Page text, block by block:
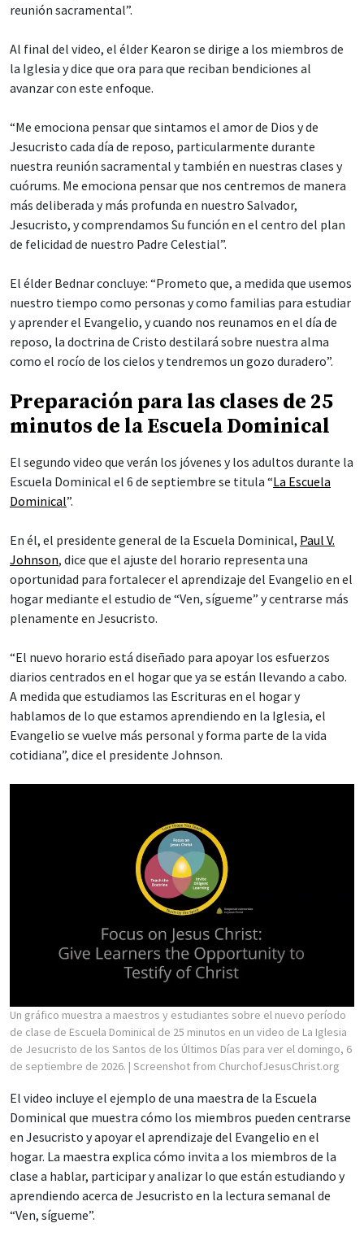
reunión sacramental”.
Al final del video, el élder Kearon se dirige a los miembros de
la Iglesia y dice que ora para que reciban bendiciones al
avanzar con este enfoque.
“Me emociona pensar que sintamos el amor de Dios y de
Jesucristo cada día de reposo, particularmente durante
nuestra reunión sacramental y también en nuestras clases y
cuórums. Me emociona pensar que nos centremos de manera
más deliberada y más profunda en nuestro Salvador,
Jesucristo, y comprendamos Su función en el centro del plan
de felicidad de nuestro Padre Celestial”.
El élder Bednar concluye: “Prometo que, a medida que usemos
nuestro tiempo como personas y como familias para estudiar
y aprender el Evangelio, y cuando nos reunamos en el día de
reposo, la doctrina de Cristo destilará sobre nuestra alma
como el rocío de los cielos y tendremos un gozo duradero”.
Preparación para las clases de 25
minutos de la Escuela Dominical
El segundo video que verán los jóvenes y los adultos durante la
Escuela Dominical el 6 de septiembre se titula “La Escuela
Dominical”.
En él, el presidente general de la Escuela Dominical, Paul V.
Johnson, dice que el ajuste del horario representa una
oportunidad para fortalecer el aprendizaje del Evangelio en el
hogar mediante el estudio de “Ven, sígueme” y centrarse más
plenamente en Jesucristo.
“El nuevo horario está diseñado para apoyar los esfuerzos
diarios centrados en el hogar que ya se están llevando a cabo.
A medida que estudiamos las Escrituras en el hogar y
hablamos de lo que estamos aprendiendo en la Iglesia, el
Evangelio se vuelve más personal y forma parte de la vida
cotidiana”, dice el presidente Johnson.
Un gráfico muestra a maestros y estudiantes sobre el nuevo período
de clase de Escuela Dominical de 25 minutos en un video de La Iglesia
de Jesucristo de los Santos de los Últimos Días para ver el domingo, 6
de septiembre de 2026. | Screenshot from ChurchofJesusChrist.org
El video incluye el ejemplo de una maestra de la Escuela
Dominical que muestra cómo los miembros pueden centrarse
en Jesucristo y apoyar el aprendizaje del Evangelio en el
hogar. La maestra explica cómo invita a los miembros de la
clase a hablar, participar y analizar lo que están estudiando y
aprendiendo acerca de Jesucristo en la lectura semanal de
“Ven, sígueme”.